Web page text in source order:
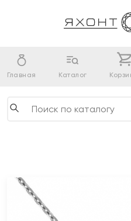
Главная Каталог